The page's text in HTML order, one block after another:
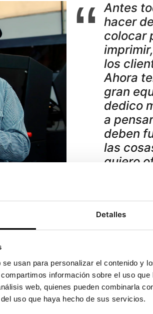
Detalles
usan para personalizar el contenido y
información sobre el uso
web, quienes pueden combinarla
uso que haya hecho de sus servicios.
Antes
hacer
colocar
los
Ahora
gran
dedico
a
deben
las
quiero
Joaquín
donde se decide el futuro.